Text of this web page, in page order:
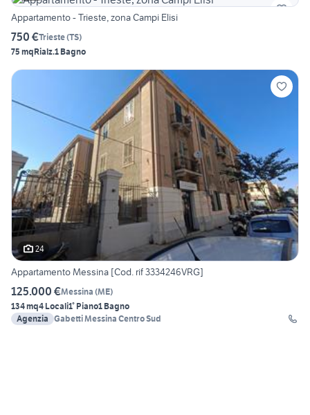
Appartamento - Trieste, zona Campi Elisi
750 €Trieste(TS)
75 mqRialz.1 Bagno
24
Appartamento Messina [Cod. rif 3334246VRG]
125.000 €Messina (ME)
134 mq4 Locali1° Piano1 Bagno
Agenzia Gabetti Messina Centro Sud